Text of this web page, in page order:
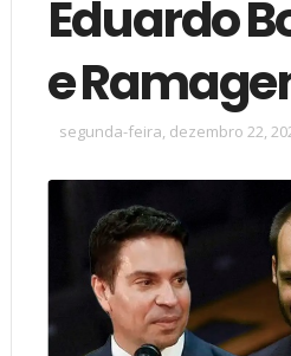
Eduardo
e
segunda-feira, dezembro 22,